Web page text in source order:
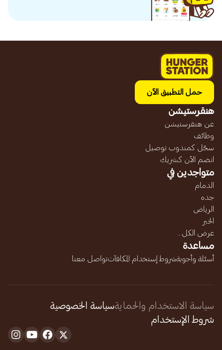
حمل التطبيق الآن
هنقرستيشن
عن هنقرستيشن
وظائف
سجّل كمندوب توصيل
انضم الآن كشريك
متواجدين في
الدمام
جده
الرياض
الخبر
عرض الكل...
مساعدة
أسئلة وأجوبةشروط إستخدام المكافآتتواصل معنا
سياسة الاستخدام والحمايةسياسة الخصوصية
شروط الإستخدام